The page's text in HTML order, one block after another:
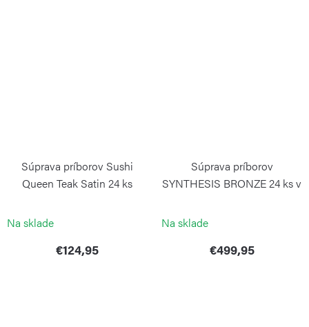
Súprava príborov Sushi
Queen Teak Satin 24 ks
Na sklade
€124,95
Súprava príborov
SYNTHESIS BRONZE 24 ks v
Na sklade
€499,95